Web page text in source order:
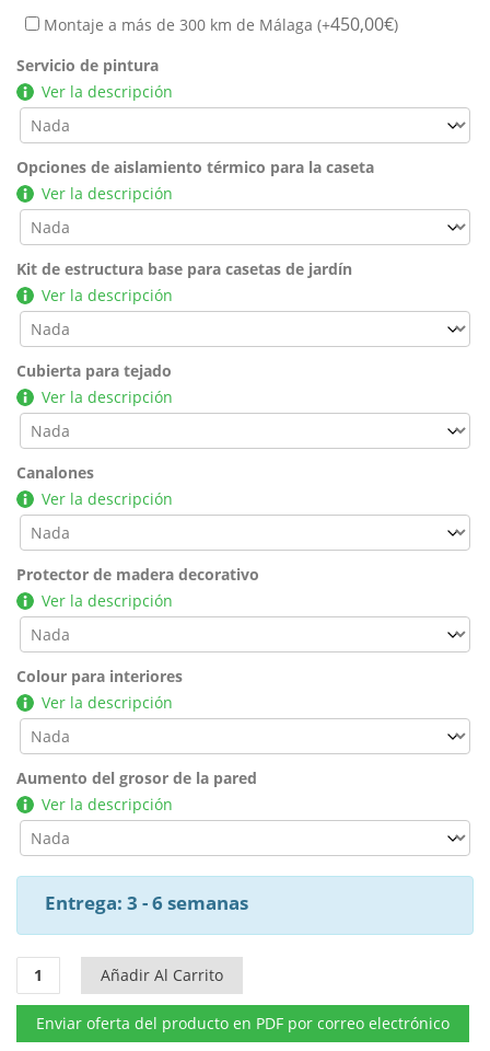
Montaje a más de 300 km de Málaga (+450,00€)
Servicio de pintura
Ver la descripción
Opciones de aislamiento térmico para la caseta
Ver la descripción
Kit de estructura base para casetas de jardín
Ver la descripción
Cubierta para tejado
Ver la descripción
Canalones
Ver la descripción
Protector de madera decorativo
Ver la descripción
Colour para interiores
Ver la descripción
Aumento del grosor de la pared
Ver la descripción
Entrega: 3 - 6 semanas
Casa
de
madera
"Málaga
Añadir Al Carrito
Enviar oferta del producto en PDF por correo electrónico